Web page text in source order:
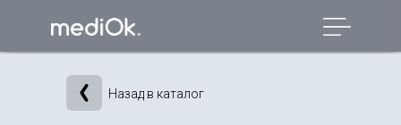
Назад в каталог